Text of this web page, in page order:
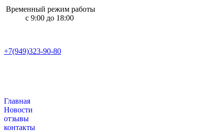
Временный режим работы
с 9:00 до 18:00
+7(949)323-90-80
Главная
Новости
отзывы
контакты